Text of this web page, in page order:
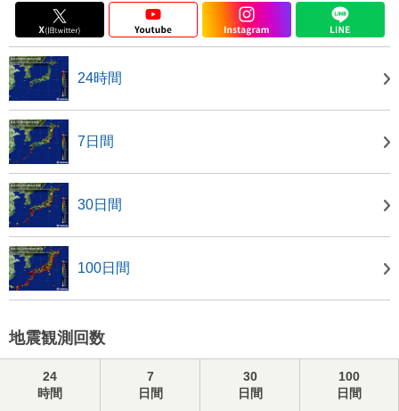
24時間
7日間
30日間
100日間
地震観測回数
24
時間
7
日間
30
日間
100
日間